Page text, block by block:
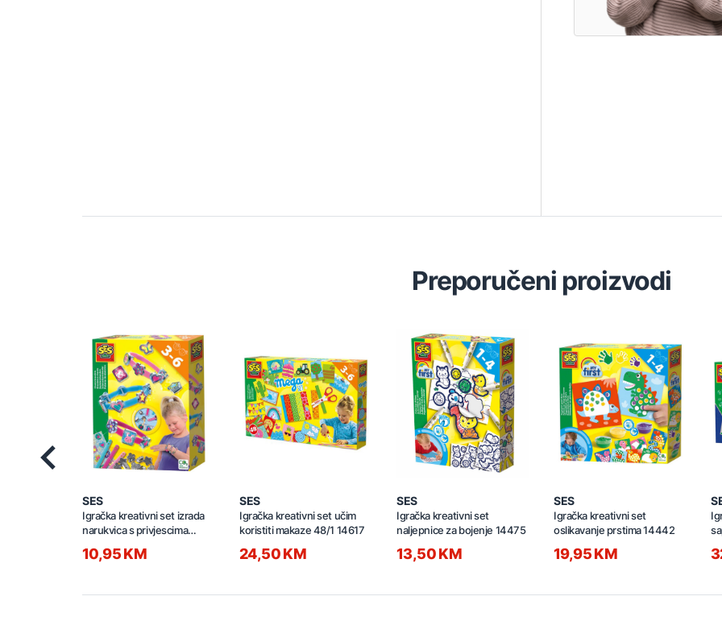
Preporučeni proizvodi
SES
Igračka kreativni set izrada
narukvica s privjescima
14636
10,95 KM
SES
Igračka kreativni set učim
koristiti makaze 48/1 14617
24,50 KM
SES
Igračka kreativni set
naljepnice za bojenje 14475
13,50 KM
SES
Igračka kreativni set
oslikavanje prstima 14442
19,95 KM